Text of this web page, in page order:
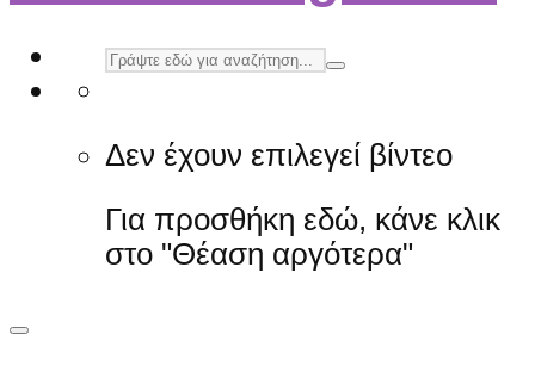
Δεν έχουν επιλεγεί βίντεο
Για προσθήκη εδώ, κάνε κλικ
στο "Θέαση αργότερα"